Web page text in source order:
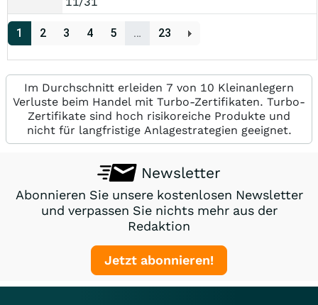
1 2 3 4 5 … 23
Im Durchschnitt erleiden 7 von 10 Kleinanlegern
Verluste beim Handel mit Turbo-Zertifikaten. Turbo-
Zertifikate sind hoch risikoreiche Produkte und
nicht für langfristige Anlagestrategien geeignet.
Newsletter
Abonnieren Sie unsere kostenlosen Newsletter
und verpassen Sie nichts mehr aus der
Redaktion
Jetzt abonnieren!